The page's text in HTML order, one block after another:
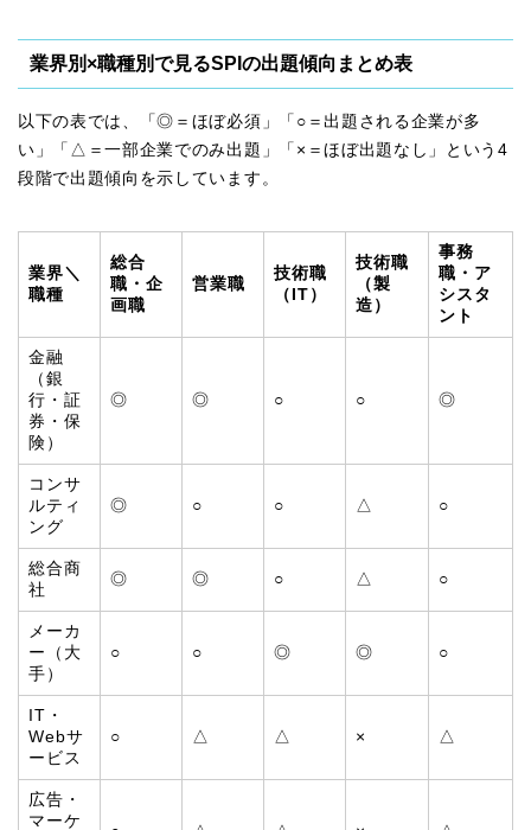
業界別×職種別で見るSPIの出題傾向まとめ表
以下の表では、「◎＝ほぼ必須」「○＝出題される企業が多
い」「△＝一部企業でのみ出題」「×＝ほぼ出題なし」という4
段階で出題傾向を示しています。
業界＼
職種
総合
職・企
画職
営業職
技術職
（IT）
技術職
（製
造）
事務
職・ア
シスタ
ント
金融
（銀
行・証
券・保
険）
◎ ◎ ○ ○ ◎
コンサ
ルティ
ング
◎ ○ ○ △ ○
総合商
社
◎ ◎ ○ △ ○
メーカ
ー（大
手）
○ ○ ◎ ◎ ○
IT・
Webサ
ービス
○ △ △ × △
広告・
マーケ